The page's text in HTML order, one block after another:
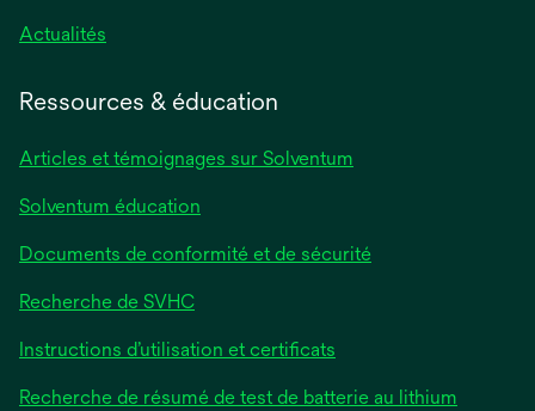
Actualités
Ressources & éducation
Articles et témoignages sur Solventum
Solventum éducation
Documents de conformité et de sécurité
Recherche de SVHC
Instructions d’utilisation et certificats
Recherche de résumé de test de batterie au lithium